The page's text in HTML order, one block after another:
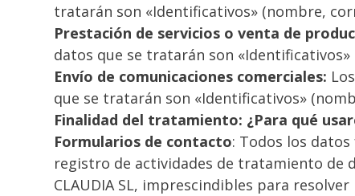
tratarán son «Identificativos» (nombre,
Prestación de servicios o venta de
datos que se tratarán son
Envío de comunicaciones comerciales:
que se tratarán son «Identificativos»
Finalidad del tratamiento: ¿Para qué
Formularios de contacto: Todos los datos
registro de actividades de tratamiento de
CLAUDIA SL, imprescindibles para